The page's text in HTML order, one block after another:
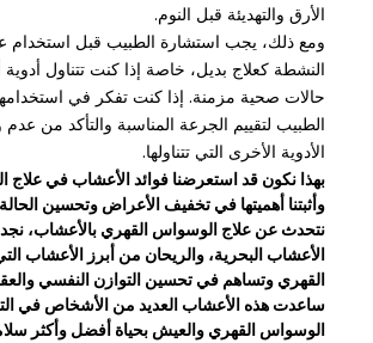
الأرق والتهديئة قبل النوم.
ومع ذلك، يجب استشارة الطبيب قبل استخدام
النشطة كعلاج بديل، خاصة إذا كنت تتناول
حالات صحية مزمنة. إذا كنت تفكر في
الطبيب لتقييم الجرعة المناسبة والتأكد من
الأدوية الأخرى التي تتناولها.
بهذا نكون قد استعرضنا فوائد الأعشاب في
وأثبتنا أهميتها في تخفيف الأعراض وتحسين
نتحدث عن علاج الوسواس القهري بالأعشاب، نجد
الأعشاب البحرية، والريحان من أبرز الأعشاب
القهري وتساهم في تحسين التوازن النفسي
ساعدت هذه الأعشاب العديد من الأشخاص في
الوسواس القهري والعيش بحياة أفضل وأكثر